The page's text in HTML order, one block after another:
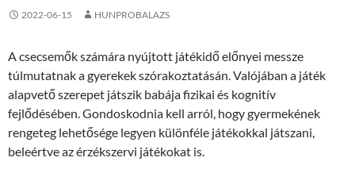
2022-06-15 HUNPROBALAZS
A csecsemők számára nyújtott játékidő előnyei messze
túlmutatnak a gyerekek szórakoztatásán. Valójában a játék
alapvető szerepet játszik babája fizikai és kognitív
fejlődésében. Gondoskodnia kell arról, hogy gyermekének
rengeteg lehetősége legyen különféle játékokkal játszani,
beleértve az érzékszervi játékokat is.